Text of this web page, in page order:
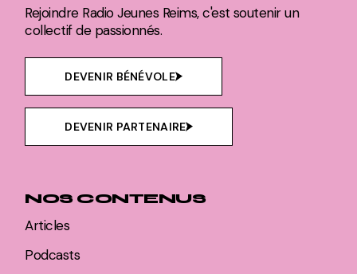
Rejoindre Radio Jeunes Reims, c'est soutenir un
collectif de passionnés.
DEVENIR BÉNÉVOLE
DEVENIR PARTENAIRE
NOS CONTENUS
Articles
Podcasts